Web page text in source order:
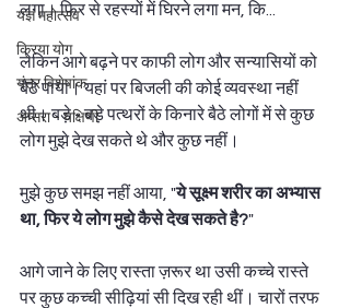
यज्ञ महोत्सव
क्रिया योग
यंत्र विशेषांक
अप्सरा - यक्षिणी
लगा। फिर से रहस्यों में घिरने लगा मन, कि...
लेकिन आगे बढ़ने पर काफी लोग और सन्यासियों को
बैठे पाया। यहां पर बिजली की कोई व्यवस्था नहीं
थी। बड़े - बड़े पत्थरों के किनारे बैठे लोगों में से कुछ
लोग मुझे देख सकते थे और कुछ नहीं।
मुझे कुछ समझ नहीं आया, "ये सूक्ष्म शरीर का अभ्यास
था, फिर ये लोग मुझे कैसे देख सकते है?"
आगे जाने के लिए रास्ता ज़रूर था उसी कच्चे रास्ते
पर कुछ कच्ची सीढ़ियां सी दिख रही थीं। चारों तरफ